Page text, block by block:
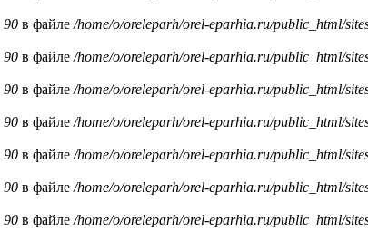
90 в файле /home/o/oreleparh/orel-eparhia.ru/public_html/
90 в файле /home/o/oreleparh/orel-eparhia.ru/public_html/
90 в файле /home/o/oreleparh/orel-eparhia.ru/public_html/
90 в файле /home/o/oreleparh/orel-eparhia.ru/public_html/
90 в файле /home/o/oreleparh/orel-eparhia.ru/public_html/
90 в файле /home/o/oreleparh/orel-eparhia.ru/public_html/
90 в файле /home/o/oreleparh/orel-eparhia.ru/public_html/